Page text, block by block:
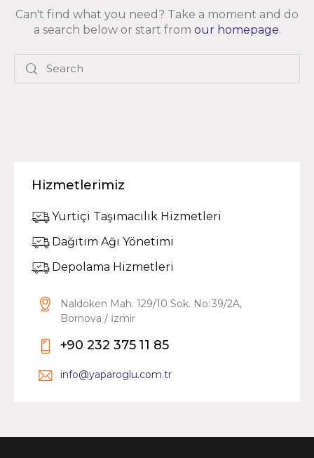
Can't find what you need? Take a moment and do
a search below or start from our homepage.
Hizmetlerimiz
Yurtiçi Taşımacılık Hizmetleri
Dağıtım Ağı Yönetimi
Depolama Hizmetleri
Naldöken Mah. 129/10 Sok. No: 39/2A,
Bornova / İzmir
+90 232 375 11 85
info@yaparoglu.com.tr